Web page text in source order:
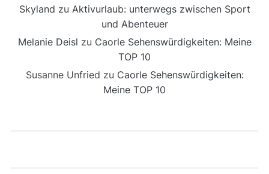
Skyland zu Aktivurlaub: unterwegs zwischen Sport
und Abenteuer
Melanie Deisl zu Caorle Sehenswürdigkeiten: Meine
TOP 10
Susanne Unfried zu Caorle Sehenswürdigkeiten:
Meine TOP 10